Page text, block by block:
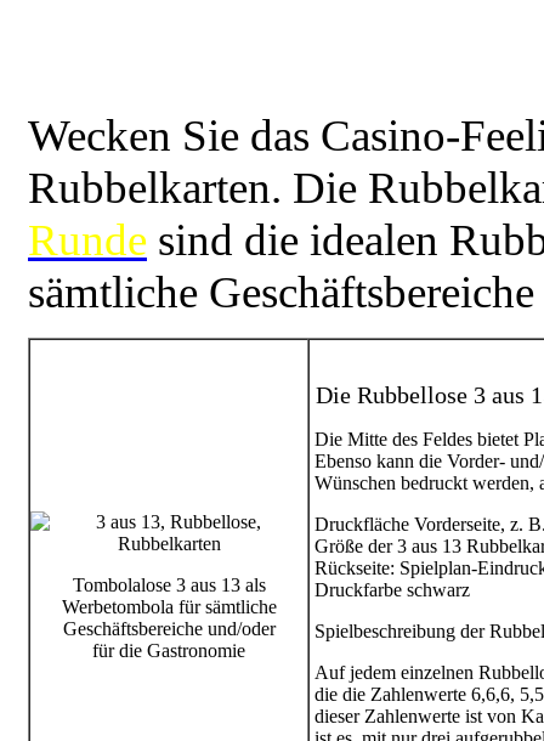
Wecken Sie das Casino-
Rubbelkarten. Die
Runde sind die idealen
sämtliche
Tombolalose 3 aus 13 als
Werbetombola für sämtliche
Geschäftsbereiche und/oder
für die Gastronomie
Die Rubbellose 3 aus
Die Mitte des Feldes bietet
Ebenso kann die Vorder-
Wünschen bedruckt werden,
Druckfläche Vorderseite, z.
Größe der 3 aus 13
Rückseite: Spielplan-
Druckfarbe schwarz
Spielbeschreibung der
Auf jedem einzelnen
die die Zahlenwerte 6,6,6,
dieser Zahlenwerte ist von